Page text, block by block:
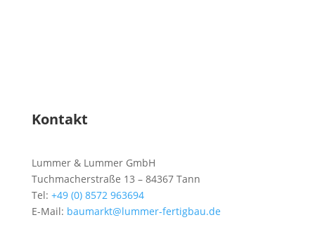
Kontakt
Lummer & Lummer GmbH
Tuchmacherstraße 13 – 84367 Tann
Tel: +49 (0) 8572 963694
E-Mail: baumarkt@lummer-fertigbau.de